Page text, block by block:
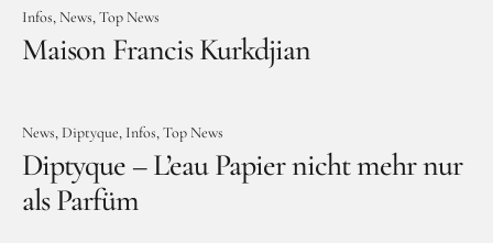
Infos News Top News
Maison Francis Kurkdjian
News Diptyque Infos Top News
Diptyque – L’eau Papier nicht mehr nur
als Parfüm